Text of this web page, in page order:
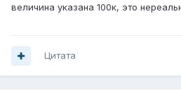
величина указана 100к, это
Цитата